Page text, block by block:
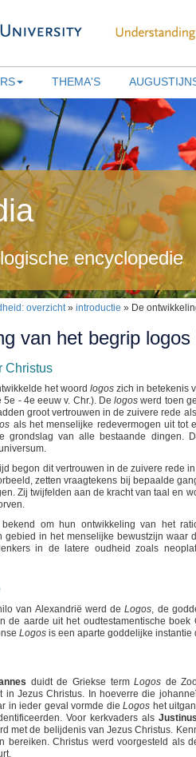
THEMA'S
encyclopedie
overzicht» introductie » De
van het begrip
Christus
het woord logos zich in betekenis
- 4e eeuw v. Chr.). De logos werd toen
groot vertrouwen in de zuivere rede
als het menselijke redevermogen uit tot
grondslag van alle bestaande dingen.
begon dit vertrouwen in de zuivere rede
zetten vraagtekens bij bepaalde
Zij twijfelden aan de kracht van taal en
om hun ontwikkeling van het
gebied in het menselijke bewustzijn waar
in de latere oudheid zoals
van Alexandrië werd deLogos, de
de aarde uit het oudtestamentische boek
Logos is een aparte goddelijke
duidt de Griekse termLogos de
in Jezus Christus. In hoeverre die
in ieder geval vormde dieLogos het
Voor kerkvaders als
met de belijdenis van Jezus Christus.
bereiken. Christus werd voorgesteld als